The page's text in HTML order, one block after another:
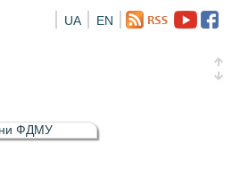
EN
UA
іменна (ISIN UA5000016726)
ФДМУ